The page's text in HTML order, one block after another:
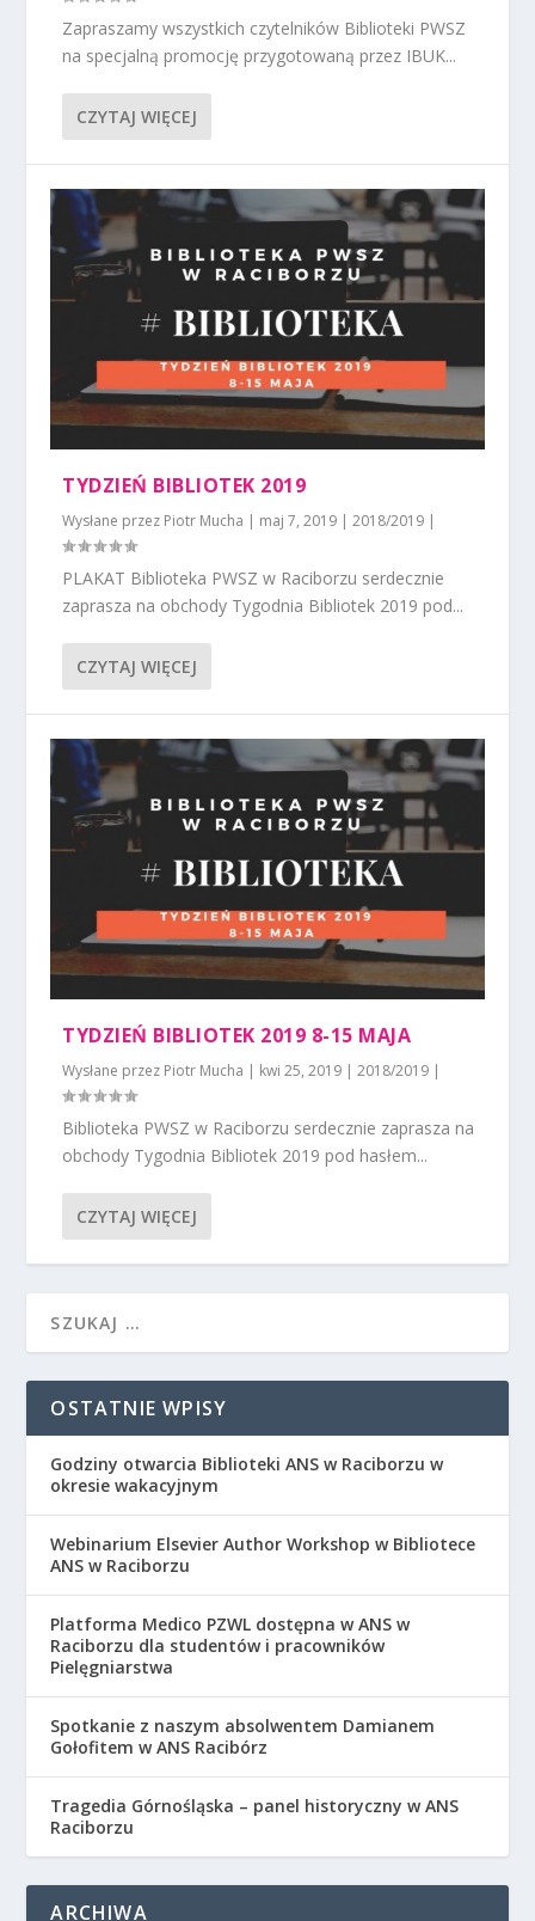
Zapraszamy wszystkich czytelników Biblioteki PWSZ
na specjalną promocję przygotowaną przez IBUK...
CZYTAJ WIĘCEJ
TYDZIEŃ BIBLIOTEK 2019
Wysłane przez Piotr Mucha | maj 7, 2019 |2018/2019 |
PLAKAT Biblioteka PWSZ w Raciborzu serdecznie
zaprasza na obchody Tygodnia Bibliotek 2019 pod...
CZYTAJ WIĘCEJ
TYDZIEŃ BIBLIOTEK 2019 8-15 MAJA
Wysłane przez Piotr Mucha | kwi 25, 2019 |2018/2019 |
Biblioteka PWSZ w Raciborzu serdecznie zaprasza na
obchody Tygodnia Bibliotek 2019 pod hasłem...
CZYTAJ WIĘCEJ
OSTATNIE WPISY
Godziny otwarcia Biblioteki ANS w Raciborzu w
okresie wakacyjnym
Webinarium Elsevier Author Workshop w Bibliotece
ANS w Raciborzu
Platforma Medico PZWL dostępna w ANS w
Raciborzu dla studentów i pracowników
Pielęgniarstwa
Spotkanie z naszym absolwentem Damianem
Gołofitem w ANS Racibórz
Tragedia Górnośląska – panel historyczny w ANS
Raciborzu
ARCHIWA